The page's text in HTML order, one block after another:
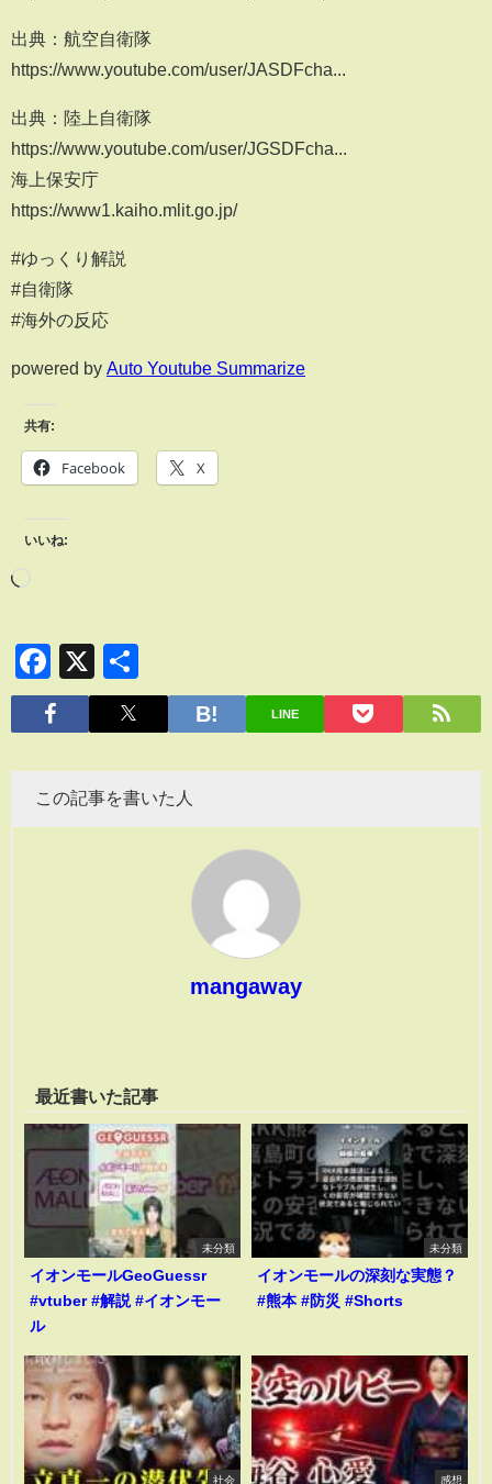
出典：航空自衛隊
https://www.youtube.com/user/JASDFcha...
出典：陸上自衛隊
https://www.youtube.com/user/JGSDFcha...
海上保安庁
https://www1.kaiho.mlit.go.jp/
#ゆっくり解説
#自衛隊
#海外の反応
powered by Auto Youtube Summarize
共有:
Facebook X
いいね:
Facebook
X
有
LINE
この記事を書いた人
mangaway
最近書いた記事
未分類
イオンモールGeoGuessr
#vtuber #解説 #イオンモー
ル
未分類
イオンモールの深刻な実態？
#熊本 #防災 #Shorts
社会 感想